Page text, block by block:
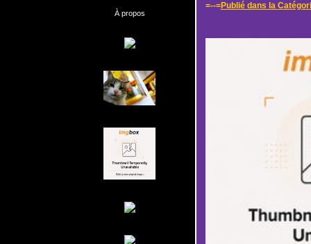
À propos
=--=Publié dans la